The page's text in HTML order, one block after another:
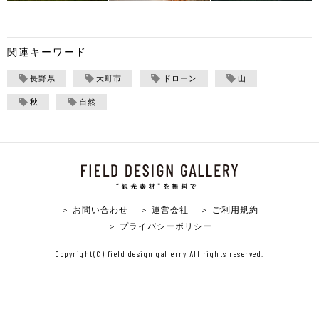
関連キーワード
長野県 大町市 ドローン 山
秋 自然
＞ お問い合わせ ＞ 運営会社
＞ ご利用規約
＞ プライバシーポリシー
Copyright(C) field design gallerry All rights reserved.